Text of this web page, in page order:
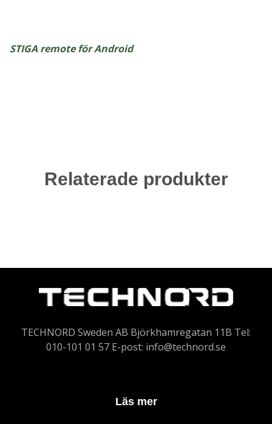
STIGA remote för Android
Relaterade produkter
TECHNORD Sweden AB Björkhamregatan 11B Tel:
010-101 01 57 E-post: info@technord.se
Läs mer